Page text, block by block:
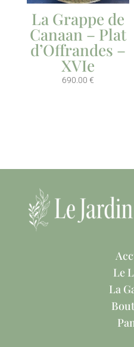
La Grappe de
Canaan – Plat
d’Offrandes –
XVIe
690.00 €
Le
La